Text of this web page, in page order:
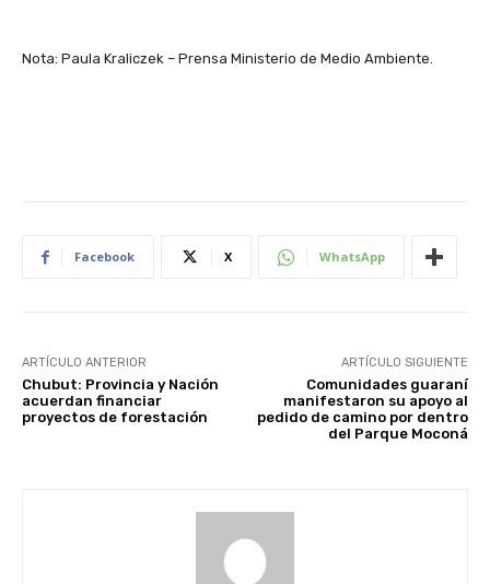
Nota: Paula Kraliczek – Prensa Ministerio de Medio Ambiente.
Facebook X WhatsApp
ARTÍCULO ANTERIOR
Chubut: Provincia y Nación
acuerdan financiar
proyectos de forestación
ARTÍCULO SIGUIENTE
Comunidades guaraní
manifestaron su apoyo al
pedido de camino por dentro
del Parque Moconá